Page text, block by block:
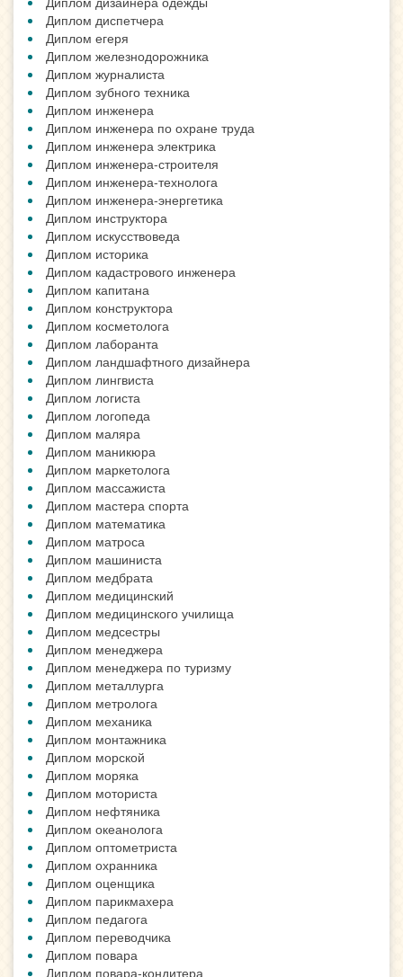
Диплом диспетчера
Диплом егеря
Диплом железнодорожника
Диплом журналиста
Диплом зубного техника
Диплом инженера
Диплом инженера по охране труда
Диплом инженера электрика
Диплом инженера-строителя
Диплом инженера-технолога
Диплом инженера-энергетика
Диплом инструктора
Диплом искусствоведа
Диплом историка
Диплом кадастрового инженера
Диплом капитана
Диплом конструктора
Диплом косметолога
Диплом лаборанта
Диплом ландшафтного дизайнера
Диплом лингвиста
Диплом логиста
Диплом логопеда
Диплом маляра
Диплом маникюра
Диплом маркетолога
Диплом массажиста
Диплом мастера спорта
Диплом математика
Диплом матроса
Диплом машиниста
Диплом медбрата
Диплом медицинский
Диплом медицинского училища
Диплом медсестры
Диплом менеджера
Диплом менеджера по туризму
Диплом металлурга
Диплом метролога
Диплом механика
Диплом монтажника
Диплом морской
Диплом моряка
Диплом моториста
Диплом нефтяника
Диплом океанолога
Диплом оптометриста
Диплом охранника
Диплом оценщика
Диплом парикмахера
Диплом педагога
Диплом переводчика
Диплом повара
Диплом повара-кондитера